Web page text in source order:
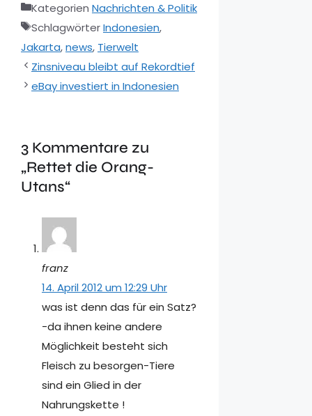
Kategorien Nachrichten & Politik
SchlagwörterIndonesien,
Jakarta,news, Tierwelt
Zinsniveau bleibt auf Rekordtief
eBay investiert in Indonesien
3 Kommentare zu
„Rettet die Orang-
Utans“
franz
14. April 2012 um 12:29 Uhr
was ist denn das für ein Satz?
-da ihnen keine andere
Möglichkeit besteht sich
Fleisch zu besorgen-Tiere
sind ein Glied in der
Nahrungskette !